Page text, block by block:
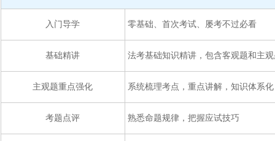
入门导学 零基础、首次考试、屡考不过必看
基础精讲 法考基础知识精讲，包含客观题和主
主观题重点强化 系统梳理考点，重点讲解，知识体系化
考题点评 熟悉命题规律，把握应试技巧